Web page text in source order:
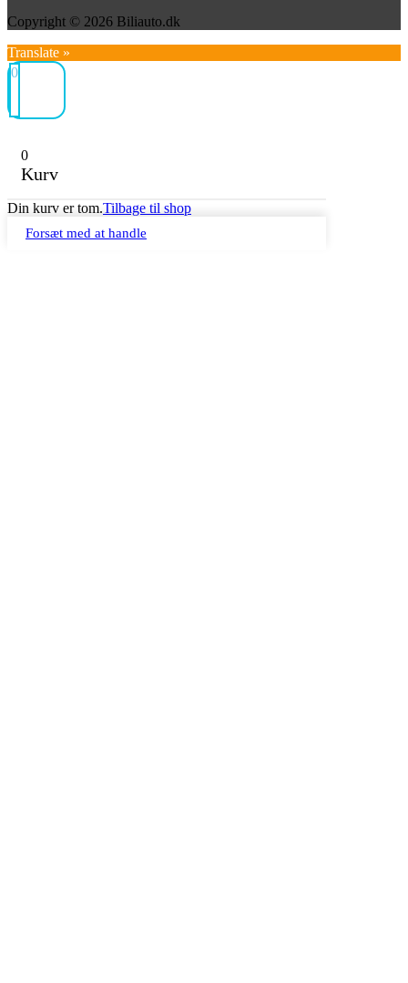
Copyright © 2026 Biliauto.dk
Translate »
0
0
Kurv
Din kurv er tom.Tilbage til shop
Forsæt med at handle